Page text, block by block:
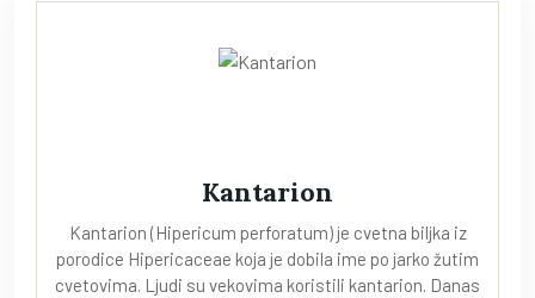
Kantarion
Kantarion (Hipericum perforatum) je cvetna biljka iz
porodice Hipericaceae koja je dobila ime po jarko žutim
cvetovima. Ljudi su vekovima koristili kantarion. Danas